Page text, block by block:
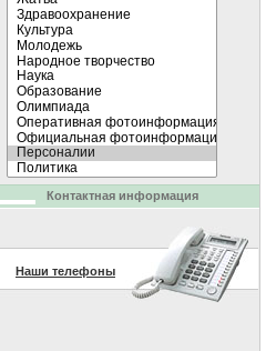
Контактная информация
Наши телефоны